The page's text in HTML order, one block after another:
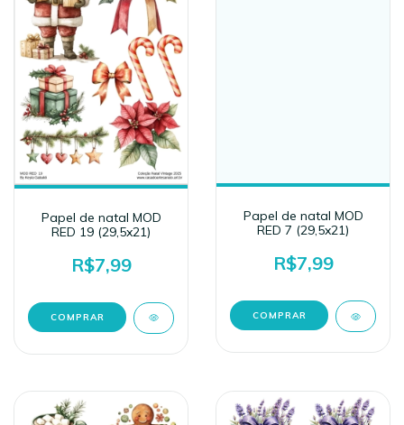
Papel de natal MOD
RED 19 (29,5x21)
R$7,99
Papel de natal MOD
RED 7 (29,5x21)
R$7,99